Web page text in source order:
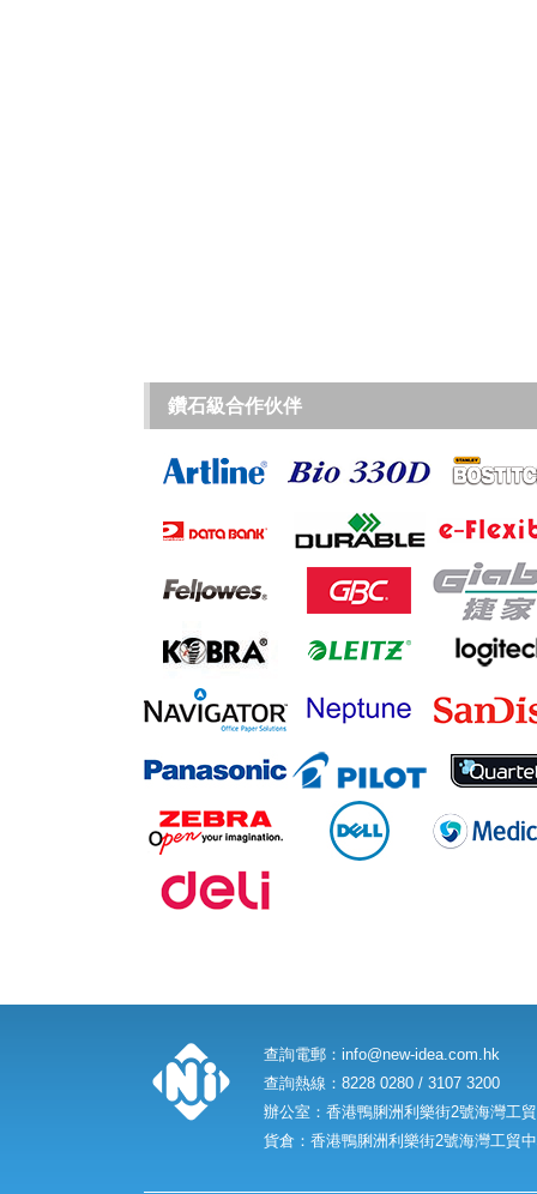
鑽石級合作伙伴
查詢電郵： info@new-idea.com.hk
查詢熱線：8228 0280 / 3107 3200
辦公室：香港鴨脷洲利樂街2號海灣工
貨倉：香港鴨脷洲利樂街2號海灣工貿